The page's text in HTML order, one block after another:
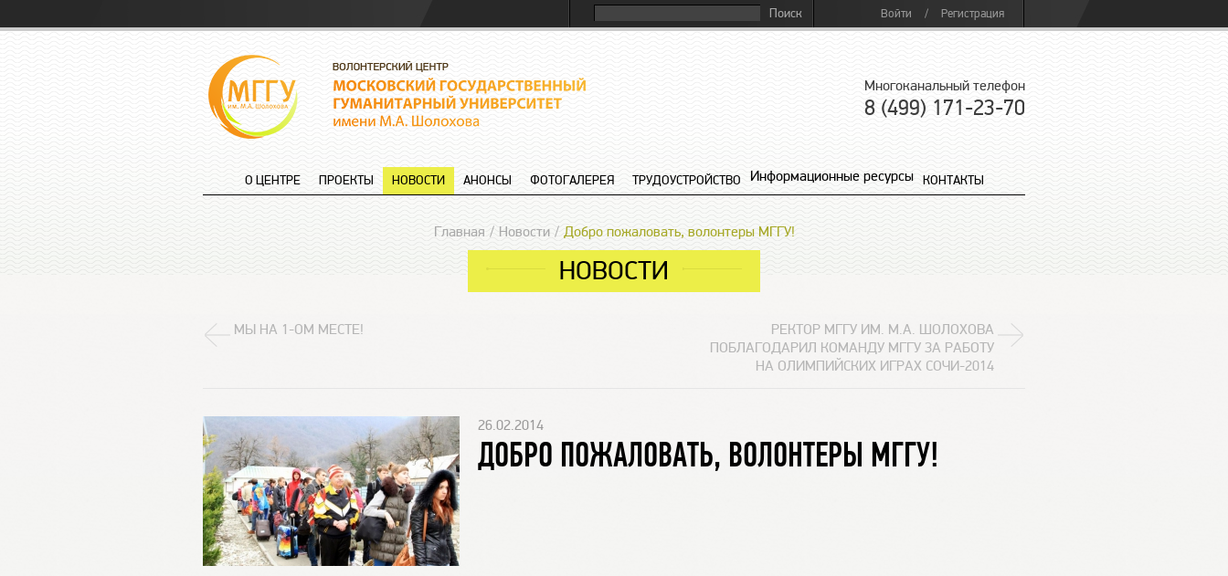
Войти / Регистрация
Многоканальный телефон
8 (499) 171-23-70
О ЦЕНТРЕ ПРОЕКТЫ НОВОСТИ АНОНСЫ ФОТОГАЛЕРЕЯ ТРУДОУСТРОЙСТВО Информационные ресурсы КОНТАКТЫ
Главная Новости Добро пожаловать, волонтеры МГГУ!
НОВОСТИ
МЫ НА 1-ОМ МЕСТЕ!
РЕКТОР МГГУ ИМ. М.А. ШОЛОХОВА
ПОБЛАГОДАРИЛ КОМАНДУ МГГУ ЗА РАБОТУ
НА ОЛИМПИЙСКИХ ИГРАХ СОЧИ-2014
26.02.2014
ДОБРО ПОЖАЛОВАТЬ, ВОЛОНТЕРЫ МГГУ!